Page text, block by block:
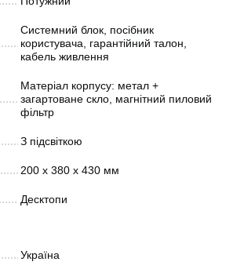
Системний блок, посібник
користувача, гарантійний талон,
кабель живлення
Матеріал корпусу: метал +
загартоване скло, магнітний пиловий
фільтр
З підсвіткою
200 х 380 х 430 мм
Десктопи
Україна